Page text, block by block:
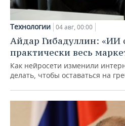
Технологии 04 авг, 00:00
Айдар Гибадуллин: «ИИ
практически весь
Как нейросети изменили
делать, чтобы оставаться на